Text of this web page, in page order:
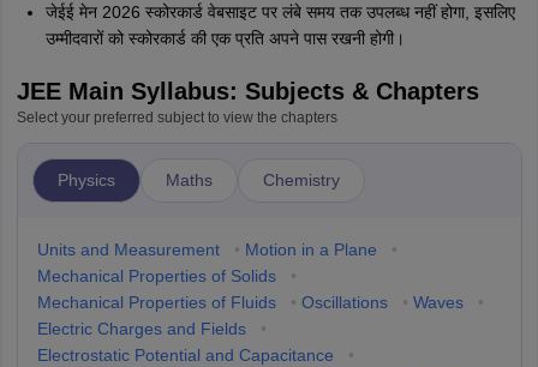
जेईई मेन 2026 स्कोरकार्ड वेबसाइट पर लंबे समय तक उपलब्ध नहीं होगा, इसलिए
उम्मीदवारों को स्कोरकार्ड की एक प्रति अपने पास रखनी होगी।
JEE Main Syllabus: Subjects & Chapters
Select your preferred subject to view the chapters
Physics Maths Chemistry
Units and Measurement • Motion in a Plane
•
Mechanical Properties of Solids
•
Mechanical Properties of Fluids
• Oscillations • Waves
•
Electric Charges and Fields
•
Electrostatic Potential and Capacitance
•